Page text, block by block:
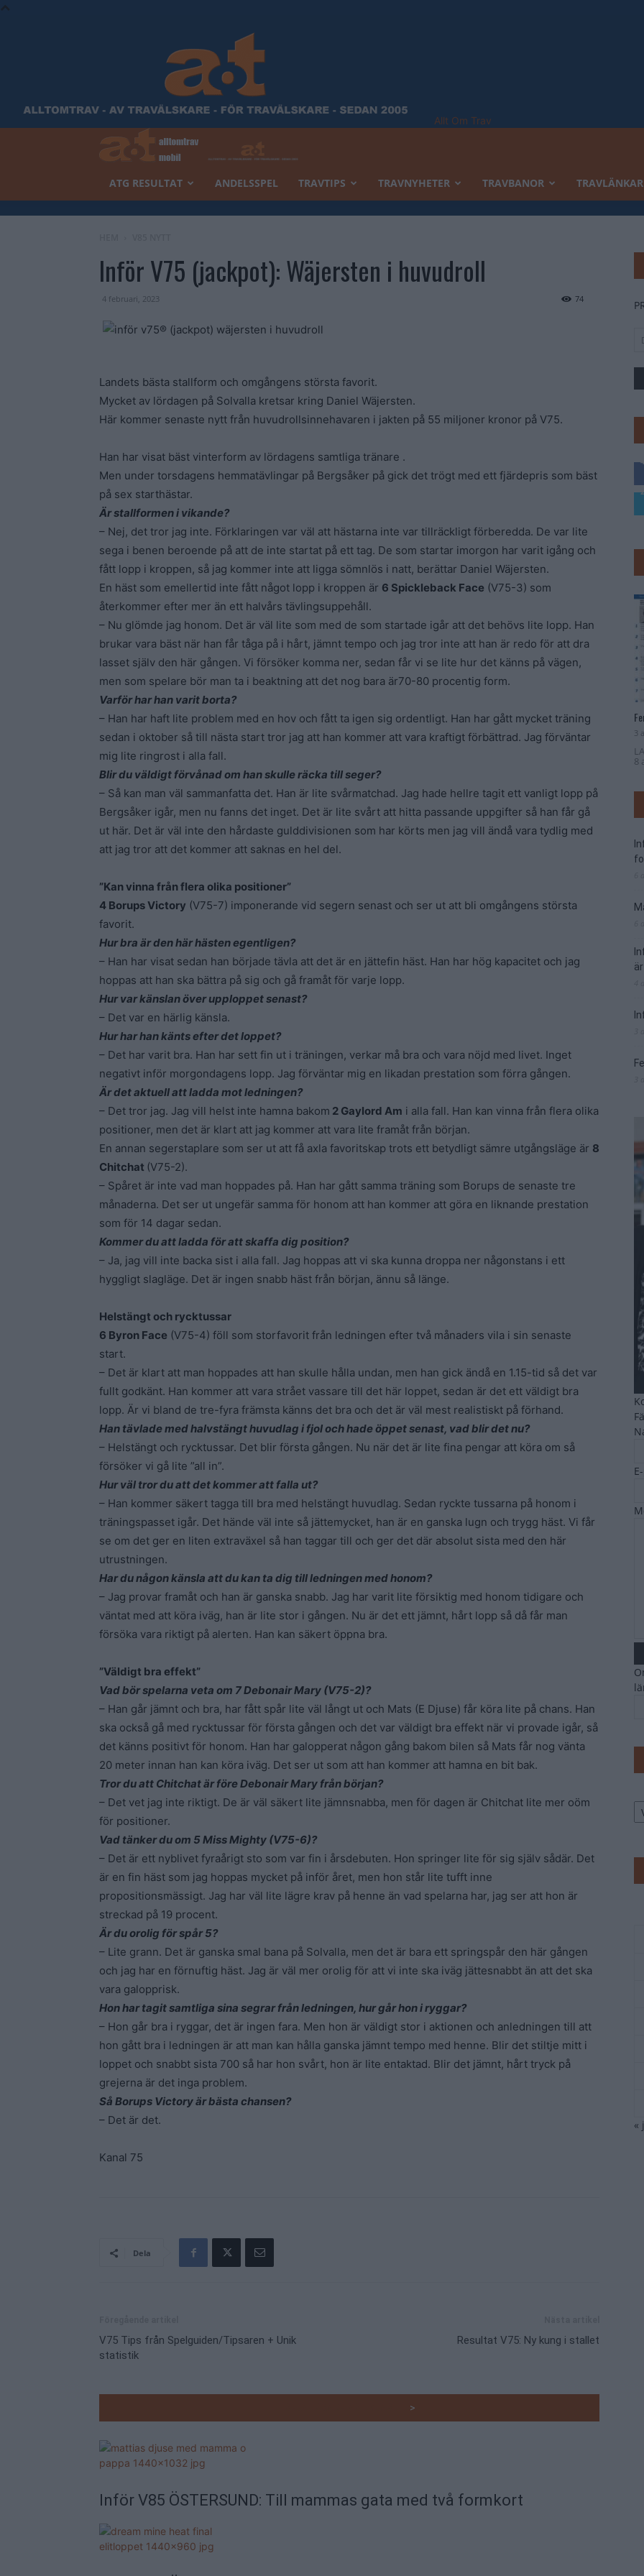
Allt Om Trav
ATG RESULTAT ANDELSSPEL TRAVTIPS TRAVNYHETER TRAVBANOR TRAVLÄNKAR
Inför V75 (jackpot): Wäjersten i huvudroll
4 februari, 2023 74
Landets bästa stallform och omgångens största favorit.
Mycket av lördagen på Solvalla kretsar kring Daniel Wäjersten.
Här kommer senaste nytt från huvudrollsinnehavaren i jakten på 55 miljoner kronor på V75.
Han har visat bäst vinterform av lördagens samtliga tränare .
Men under torsdagens hemmatävlingar på Bergsåker på gick det trögt med ett fjärdepris som bäst
på sex starthästar.
Är stallformen i vikande?
– Nej, det tror jag inte. Förklaringen var väl att hästarna inte var tillräckligt förberedda. De var lite
sega i benen beroende på att de inte startat på ett tag. De som startar imorgon har varit igång och
fått lopp i kroppen, så jag kommer inte att ligga sömnlös i natt, berättar Daniel Wäjersten.
En häst som emellertid inte fått något lopp i kroppen är 6 Spickleback Face (V75-3) som
återkommer efter mer än ett halvårs tävlingsuppehåll.
– Nu glömde jag honom. Det är väl lite som med de som startade igår att det behövs lite lopp. Han
brukar vara bäst när han får tåga på i hårt, jämnt tempo och jag tror inte att han är redo för att dra
lasset själv den här gången. Vi försöker komma ner, sedan får vi se lite hur det känns på vägen,
men som spelare bör man ta i beaktning att det nog bara är70-80 procentig form.
Varför har han varit borta?
– Han har haft lite problem med en hov och fått ta igen sig ordentligt. Han har gått mycket träning
sedan i oktober så till nästa start tror jag att han kommer att vara kraftigt förbättrad. Jag förväntar
mig lite ringrost i alla fall.
Blir du väldigt förvånad om han skulle räcka till seger?
– Så kan man väl sammanfatta det. Han är lite svårmatchad. Jag hade hellre tagit ett vanligt lopp på
Bergsåker igår, men nu fanns det inget. Det är lite svårt att hitta passande uppgifter så han får gå
ut här. Det är väl inte den hårdaste gulddivisionen som har körts men jag vill ändå vara tydlig med
att jag tror att det kommer att saknas en hel del.
”Kan vinna från flera olika positioner”
4 Borups Victory (V75-7) imponerande vid segern senast och ser ut att bli omgångens största
favorit.
Hur bra är den här hästen egentligen?
– Han har visat sedan han började tävla att det är en jättefin häst. Han har hög kapacitet och jag
hoppas att han ska bättra på sig och gå framåt för varje lopp.
Hur var känslan över upploppet senast?
– Det var en härlig känsla.
Hur har han känts efter det loppet?
– Det har varit bra. Han har sett fin ut i träningen, verkar må bra och vara nöjd med livet. Inget
negativt inför morgondagens lopp. Jag förväntar mig en likadan prestation som förra gången.
Är det aktuell att ladda mot ledningen?
– Det tror jag. Jag vill helst inte hamna bakom 2 Gaylord Am i alla fall. Han kan vinna från flera olika
positioner, men det är klart att jag kommer att vara lite framåt från början.
En annan segerstaplare som ser ut att få axla favoritskap trots ett betydligt sämre utgångsläge är 8
Chitchat (V75-2).
– Spåret är inte vad man hoppades på. Han har gått samma träning som Borups de senaste tre
månaderna. Det ser ut ungefär samma för honom att han kommer att göra en liknande prestation
som för 14 dagar sedan.
Kommer du att ladda för att skaffa dig position?
– Ja, jag vill inte backa sist i alla fall. Jag hoppas att vi ska kunna droppa ner någonstans i ett
hyggligt slagläge. Det är ingen snabb häst från början, ännu så länge.
Helstängt och rycktussar
6 Byron Face (V75-4) föll som storfavorit från ledningen efter två månaders vila i sin senaste
start.
– Det är klart att man hoppades att han skulle hålla undan, men han gick ändå en 1.15-tid så det var
fullt godkänt. Han kommer att vara strået vassare till det här loppet, sedan är det ett väldigt bra
lopp. Är vi bland de tre-fyra främsta känns det bra och det är väl mest realistiskt på förhand.
Han tävlade med halvstängt huvudlag i fjol och hade öppet senast, vad blir det nu?
– Helstängt och rycktussar. Det blir första gången. Nu när det är lite fina pengar att köra om så
försöker vi gå lite ”all in”.
Hur väl tror du att det kommer att falla ut?
– Han kommer säkert tagga till bra med helstängt huvudlag. Sedan ryckte tussarna på honom i
träningspasset igår. Det hände väl inte så jättemycket, han är en ganska lugn och trygg häst. Vi får
se om det ger en liten extraväxel så han taggar till och ger det där absolut sista med den här
utrustningen.
Har du någon känsla att du kan ta dig till ledningen med honom?
– Jag provar framåt och han är ganska snabb. Jag har varit lite försiktig med honom tidigare och
väntat med att köra iväg, han är lite stor i gången. Nu är det ett jämnt, hårt lopp så då får man
försöka vara riktigt på alerten. Han kan säkert öppna bra.
”Väldigt bra effekt”
Vad bör spelarna veta om 7 Debonair Mary (V75-2)?
– Han går jämnt och bra, har fått spår lite väl långt ut och Mats (E Djuse) får köra lite på chans. Han
ska också gå med rycktussar för första gången och det var väldigt bra effekt när vi provade igår, så
det känns positivt för honom. Han har galopperat någon gång bakom bilen så Mats får nog vänta
20 meter innan han kan köra iväg. Det ser ut som att han kommer att hamna en bit bak.
Tror du att Chitchat är före Debonair Mary från början?
– Det vet jag inte riktigt. De är väl säkert lite jämnsnabba, men för dagen är Chitchat lite mer oöm
för positioner.
Vad tänker du om 5 Miss Mighty (V75-6)?
– Det är ett nyblivet fyraårigt sto som var fin i årsdebuten. Hon springer lite för sig själv sådär. Det
är en fin häst som jag hoppas mycket på inför året, men hon står lite tufft inne
propositionsmässigt. Jag har väl lite lägre krav på henne än vad spelarna har, jag ser att hon är
streckad på 19 procent.
Är du orolig för spår 5?
– Lite grann. Det är ganska smal bana på Solvalla, men det är bara ett springspår den här gången
och jag har en förnuftig häst. Jag är väl mer orolig för att vi inte ska iväg jättesnabbt än att det ska
vara galopprisk.
Hon har tagit samtliga sina segrar från ledningen, hur går hon i ryggar?
– Hon går bra i ryggar, det är ingen fara. Men hon är väldigt stor i aktionen och anledningen till att
hon gått bra i ledningen är att man kan hålla ganska jämnt tempo med henne. Blir det stiltje mitt i
loppet och snabbt sista 700 så har hon svårt, hon är lite entaktad. Blir det jämnt, hårt tryck på
grejerna är det inga problem.
Så Borups Victory är bästa chansen?
– Det är det.
Kanal 75
Dela
V75 Tips från Spelguiden/Tipsaren + Unik
statistik
Resultat V75: Ny kung i stallet
>
Inför V85 ÖSTERSUND: Till mammas gata med två formkort
3
8
«